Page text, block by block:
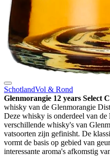
SchotlandVol & Rond
Glenmorangie 12 years Select
whisky van de Glenmorangie
Deze whisky is onderdeel van de
verschillende whisky's van
vatsoorten zijn gefinisht. De
vormt de basis op gebied van
interessante aroma's afkomstig